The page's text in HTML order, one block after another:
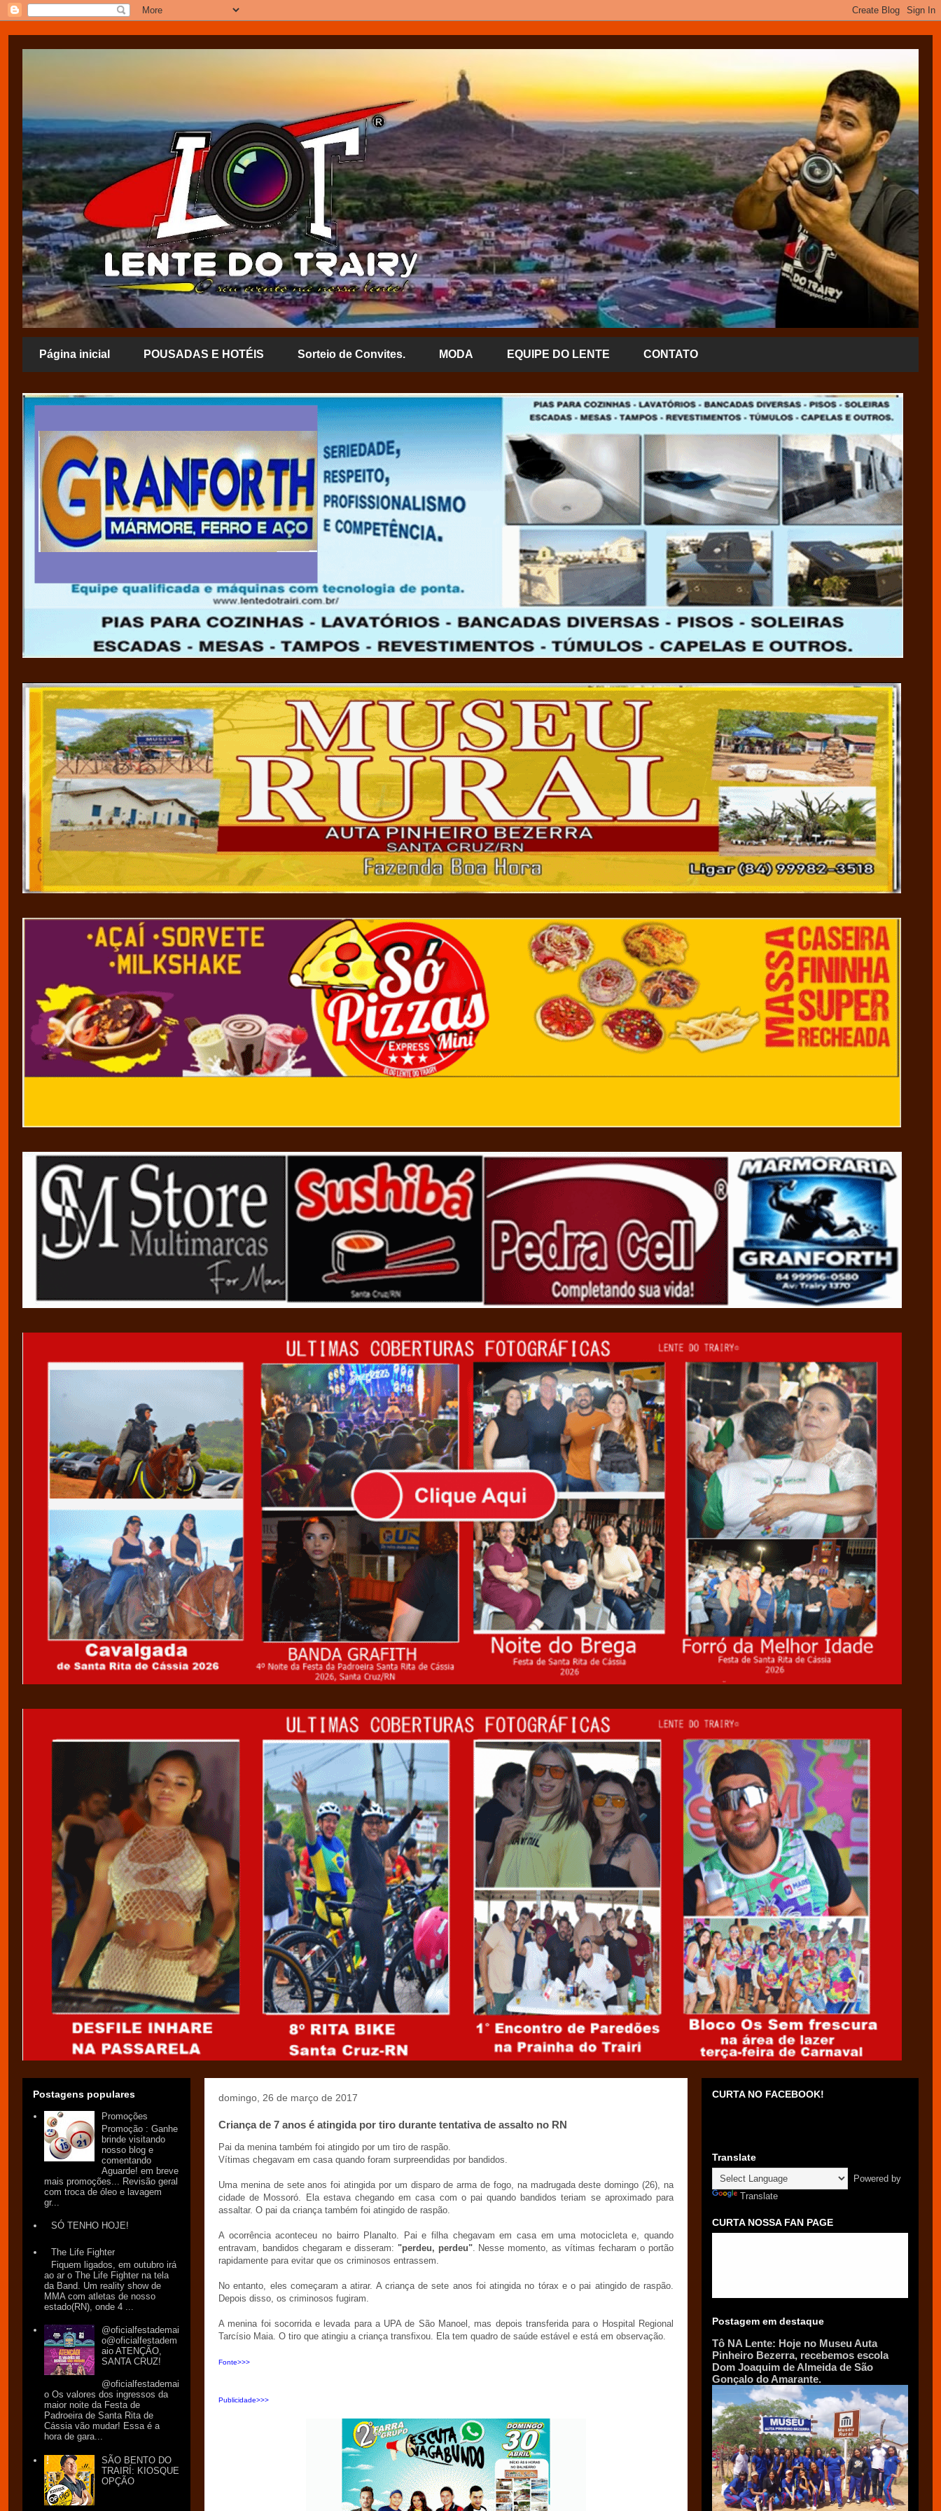
Página inicial POUSADAS E HOTÉIS Sorteio de Convites. MODA EQUIPE DO LENTE CONTATO
domingo, 26 de março de 2017
Criança de 7 anos é atingida por tiro durante tentativa de assalto no RN
Pai da menina também foi atingido por um tiro de raspão.
Vítimas chegavam em casa quando foram surpreendidas por bandidos.
Uma menina de sete anos foi atingida por um disparo de arma de fogo, na madrugada deste domingo (26), na
cidade de Mossoró. Ela estava chegando em casa com o pai quando bandidos teriam se aproximado para
assaltar. O pai da criança também foi atingido de raspão.
A ocorrência aconteceu no bairro Planalto. Pai e filha chegavam em casa em uma motocicleta e, quando
entravam, bandidos chegaram e disseram: "perdeu, perdeu". Nesse momento, as vítimas fecharam o portão
rapidamente para evitar que os criminosos entrassem.
No entanto, eles começaram a atirar. A criança de sete anos foi atingida no tórax e o pai atingido de raspão.
Depois disso, os criminosos fugiram.
A menina foi socorrida e levada para a UPA de São Manoel, mas depois transferida para o Hospital Regional
Tarcísio Maia. O tiro que atingiu a criança transfixou. Ela tem quadro de saúde estável e está em observação.
Fonte>>>
Publicidade>>>
Postagens populares
Promoções
Promoção : Ganhe
brinde visitando
nosso blog e
comentando
Aguarde! em breve
mais promoções... Revisão geral
com troca de óleo e lavagem
gr...
SÓ TENHO HOJE!
The Life Fighter
Fiquem ligados, em outubro irá
ao ar o The Life Fighter na tela
da Band. Um reality show de
MMA com atletas de nosso
estado(RN), onde 4 ...
@oficialfestademai
o@oficialfestadem
aio ATENÇÃO,
SANTA CRUZ!
@oficialfestademai
o Os valores dos ingressos da
maior noite da Festa de
Padroeira de Santa Rita de
Cássia vão mudar! Essa é a
hora de gara...
SÃO BENTO DO
TRAIRÍ: KIOSQUE
OPÇÃO
CURTA NO FACEBOOK!
Translate
Powered by
Translate
CURTA NOSSA FAN PAGE
Postagem em destaque
Tô NA Lente: Hoje no Museu Auta
Pinheiro Bezerra, recebemos escola
Dom Joaquim de Almeida de São
Gonçalo do Amarante.